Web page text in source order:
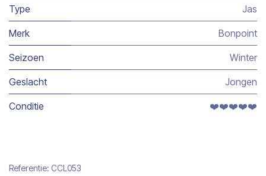
Type Jas
Merk Bonpoint
Seizoen Winter
Geslacht Jongen
Conditie ❤️❤️❤️❤️❤️
Referentie: CCL053